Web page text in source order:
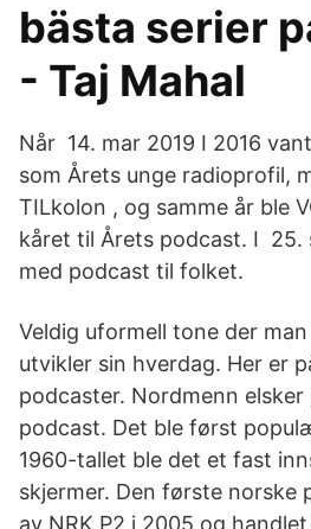
bästa serier
- Taj Mahal
Når 14. mar 2019 I 2016
som Årets unge radioprofil,
TILkolon , og samme år ble
kåret til Årets podcast. I 25.
med podcast til folket.
Veldig uformell tone der
utvikler sin hverdag. Her er
podcaster. Nordmenn elsker
podcast. Det ble først
1960-tallet ble det et fast
skjermer. Den første norske
av NRK P2 i 2005 og